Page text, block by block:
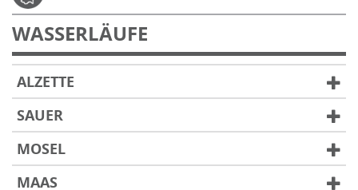
WASSERLÄUFE
ALZETTE
SAUER
MOSEL
MAAS